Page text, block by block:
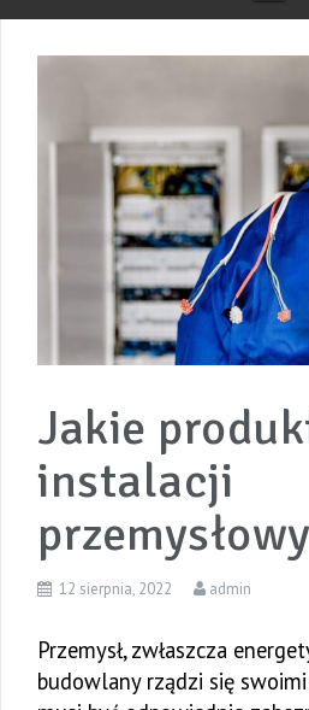
Jakie
instalacji
12 sierpnia, 2022 admin
Przemysł, zwłaszcza
budowlany rządzi się